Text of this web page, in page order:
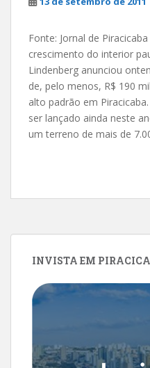
Fonte: Jornal de
crescimento do interior
Lindenberg anunciou
de, pelo menos, R$ 190
alto padrão em
ser lançado ainda neste
um terreno de mais de
INVISTA EM